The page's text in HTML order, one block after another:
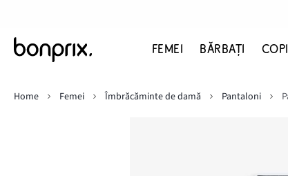
FEMEI BĂRBAŢI
Home
Femei Îmbrăcăminte de damă Pantaloni